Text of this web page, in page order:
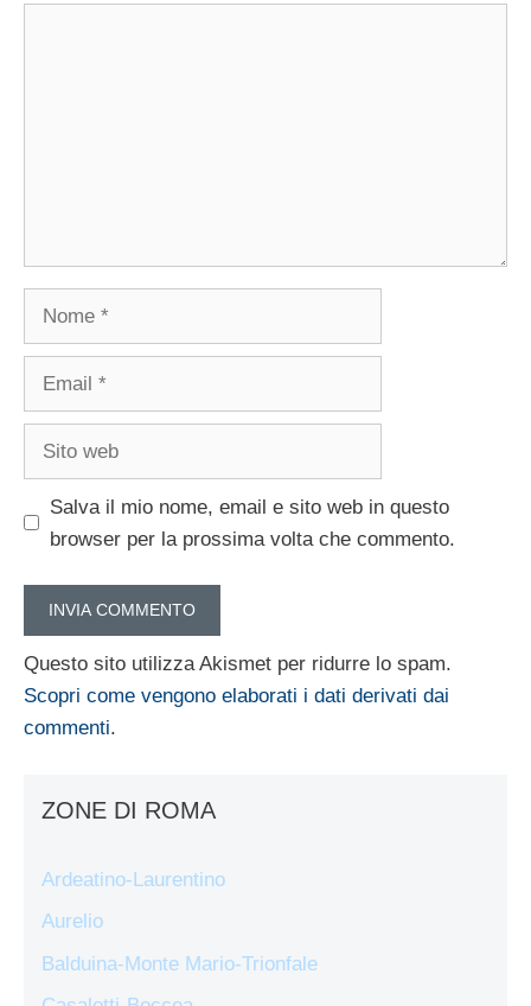
Salva il mio nome, email e sito web in questo
browser per la prossima volta che commento.
Questo sito utilizza Akismet per ridurre lo spam.
Scopri come vengono elaborati i dati derivati dai
commenti.
ZONE DI ROMA
Ardeatino-Laurentino
Aurelio
Balduina-Monte Mario-Trionfale